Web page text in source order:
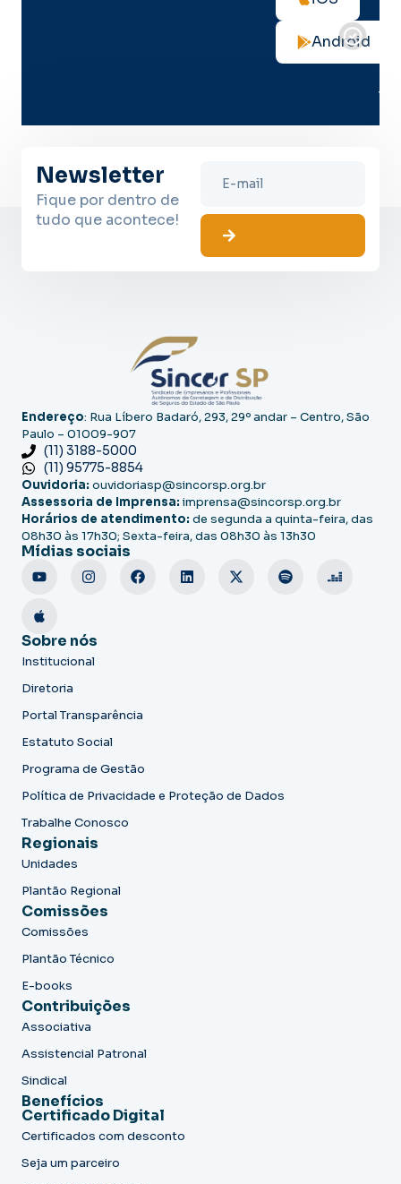
Android
no
Newsletter
Fique por dentro de
tudo que acontece!
Endereço: Rua Líbero Badaró, 293, 29º andar – Centro, São
Paulo – 01009-907
(11) 3188-5000
(11) 95775-8854
Ouvidoria: ouvidoriasp@sincorsp.org.br
Assessoria de Imprensa: imprensa@sincorsp.org.br
Horários de atendimento: de segunda a quinta-feira, das
08h30 às 17h30; Sexta-feira, das 08h30 às 13h30
Mídias sociais
Sobre nós
Institucional
Diretoria
Portal Transparência
Estatuto Social
Programa de Gestão
Política de Privacidade e Proteção de Dados
Trabalhe Conosco
Regionais
Unidades
Plantão Regional
Comissões
Comissões
Plantão Técnico
E-books
Contribuições
Associativa
Assistencial Patronal
Sindical
Benefícios
Certificado Digital
Certificados com desconto
Seja um parceiro